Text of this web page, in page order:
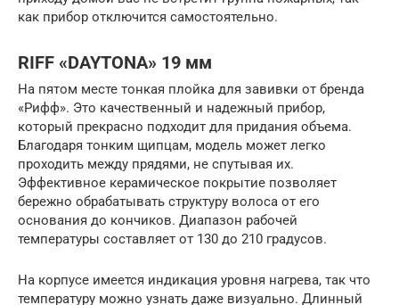
как прибор отключится самостоятельно.
RIFF «DAYTONA» 19 мм
На пятом месте тонкая плойка для завивки от бренда
«Рифф». Это качественный и надежный прибор,
который прекрасно подходит для придания объема.
Благодаря тонким щипцам, модель может легко
проходить между прядями, не спутывая их.
Эффективное керамическое покрытие позволяет
бережно обрабатывать структуру волоса от его
основания до кончиков. Диапазон рабочей
температуры составляет от 130 до 210 градусов.
На корпусе имеется индикация уровня нагрева, так что
температуру можно узнать даже визуально. Длинный